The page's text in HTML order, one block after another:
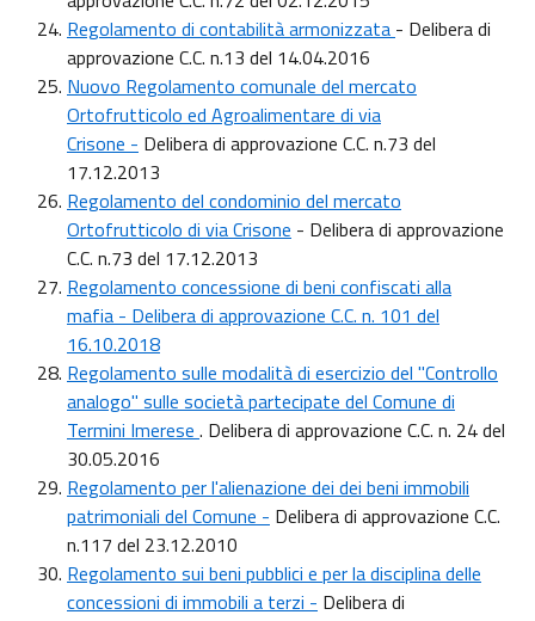
Regolamento di contabilità armonizzata - Delibera di
approvazione C.C. n.13 del 14.04.2016
Nuovo Regolamento comunale del mercato
Ortofrutticolo ed Agroalimentare di via
Crisone - Delibera di approvazione C.C. n.73 del
17.12.2013
Regolamento del condominio del mercato
Ortofrutticolo di via Crisone - Delibera di approvazione
C.C. n.73 del 17.12.2013
Regolamento concessione di beni confiscati alla
mafia - Delibera di approvazione C.C. n. 101 del
16.10.2018
Regolamento sulle modalità di esercizio del "Controllo
analogo" sulle società partecipate del Comune di
Termini Imerese . Delibera di approvazione C.C. n. 24 del
30.05.2016
Regolamento per l'alienazione dei dei beni immobili
patrimoniali del Comune - Delibera di approvazione C.C.
n.117 del 23.12.2010
Regolamento sui beni pubblici e per la disciplina delle
concessioni di immobili a terzi - Delibera di